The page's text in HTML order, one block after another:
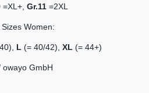
=XL+, Gr.11 =2XL
Sizes Women:
L (= 40/42), XL (= 44+)
owayo GmbH